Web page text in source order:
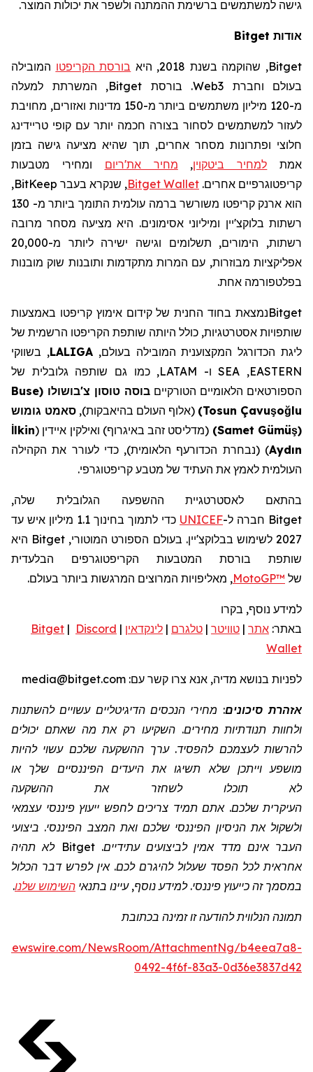
גישה למשתמשים ברשימת ההמתנה ולשפר את יכולות המוצר.
אודות Bitget
Bitget, שהוקמה בשנת 2018, היא בורסת הקריפטו המובילה
בעולם וחברת Web3. בורסת Bitget, המשרתת למעלה
מ-120
מיליון משתמשים ביותר מ-150 מדינות ואזורים, מחויבת
לעזור למשתמשים לסחור בצורה חכמה יותר עם קופי טריידינג
חלוצי ופתרונות מסחר אחרים, תוך שהיא מציעה גישה בזמן
אמת למחיר ביטקוין, מחיר את'ריום ומחירי מטבעות
קריפטוגרפיים אחרים.
Bitget Wallet , שנקרא בעבר BitKeep
,
הוא ארנק קריפטו משורשר ברמה עולמית
התומך ביותר מ- 130
רשתות בלוקצ'יין ומיליוני אסימונים. היא מציעה מסחר מרובה
רשתות, הימורים, תשלומים וגישה ישירה ליותר מ-20,000
אפליקציות מבוזרות, עם המרות מתקדמות ותובנות שוק מובנות
בפלטפורמה אחת.
Bitgetנמצאת בחוד החנית של קידום אימוץ קריפטו באמצעות
שותפויות אסטרטגיות, כולל היותה שותפת הקריפטו הרשמית של
ליגת הכדורגל המקצוענית המובילה בעולם,LALIGA, בשווקי
EASTERN
,
SEAו- LATAM, כמו גם שותפה גלובלית של
הספורטאים הלאומיים הטורקיים בוסה טוסון צ'בושולו (
Buse
Tosun Çavuşoğlu
) (אלוף העולם בהיאבקות), סאמט גומוש
(
Samet Gümüş
) (מדליסט זהב באיגרוף) ואילקין איידין ( İlkin
Aydın) (נבחרת הכדורעף הלאומית),כדי לעורר את הקהילה
העולמית לאמץ את העתיד של מטבע קריפטוגרפי.
בהתאם לאסטרטגיית ההשפעה הגלובלית שלה,
Bitget חברה ל-UNICEF
כדי לתמוך בחינוך 1.1 מיליון איש עד
2027 לשימוש בבלוקצ'יין. בעולם הספורט המוטורי,
Bitget היא
שותפת בורסת המטבעות הקריפטוגרפים הבלעדית
של MotoGP™, מאליפויות המרוצים המרגשות ביותר בעולם.
למידע נוסף, בקרו
באתר: אתר | טוויטר | טלגרם | לינקדאין |
Discord
|
Bitget
Wallet
לפניות בנושא מדיה, אנא צרו קשר עם: media@bitget.com
אזהרת סיכונים: מחירי הנכסים הדיגיטליים עשויים להשתנות
ולחוות תנודתיות מחירים. השקיעו רק את מה שאתם יכולים
להרשות לעצמכם להפסיד. ערך ההשקעה שלכם עשוי להיות
מושפע וייתכן שלא תשיגו את היעדים הפיננסיים שלך או
לא תוכלו לשחזר את ההשקעה
העיקרית שלכם. אתם תמיד צריכים לחפש ייעוץ פיננסי עצמאי
ולשקול את הניסיון הפיננסי שלכם ואת המצב הפיננסי. ביצועי
העבר אינם מדד אמין לביצועים עתידיים. Bitget לא תהיה
אחראית לכל הפסד שעלול להיגרם לכם. אין לפרש דבר הכלול
במסמך זה כייעוץ פיננסי. למידע נוסף, עיינו בתנאי השימוש שלנו.
תמונה הנלווית להודעה זו זמינה בכתובת
NewsRoom/AttachmentNg/b4eea7a8-
0492-4f6f-83a3-0d36e3837d42